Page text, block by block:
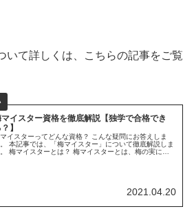
いて詳しくは、こちらの記事をご覧
イスター資格を徹底解説【独学で合格でき
】
イスターってどんな資格？ こんな疑問にお答えしま
本記事では、「梅マイスター」について徹底解説しま
梅マイスターとは？ 梅マイスターとは、梅の実につ
2021.04.20